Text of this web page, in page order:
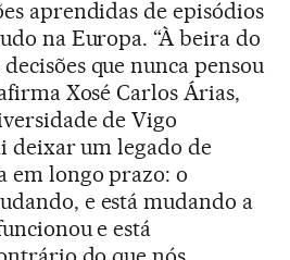
aprendidas de episódios
na Europa. “À beira do
que nunca pensou
Xosé Carlos Árias,
de Vigo
deixar um legado de
em longo prazo: o
e está mudando a
e está